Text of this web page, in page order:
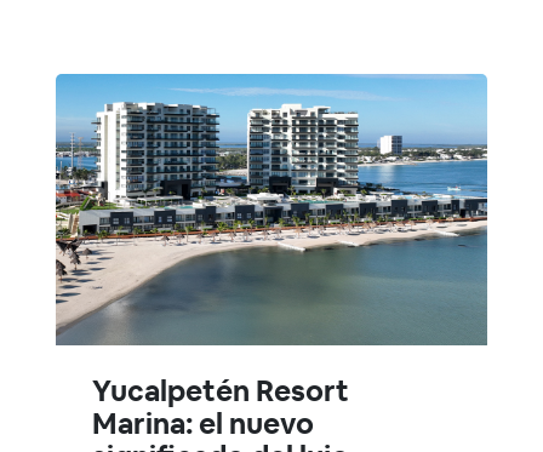
Yucalpetén Resort
Marina: el nuevo